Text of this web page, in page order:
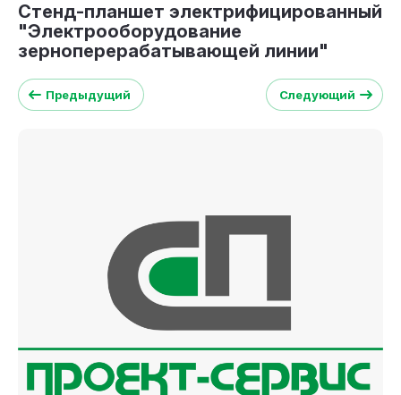
Стенд-планшет электрифицированный
"Электрооборудование
зерноперерабатывающей линии"
Предыдущий Следующий